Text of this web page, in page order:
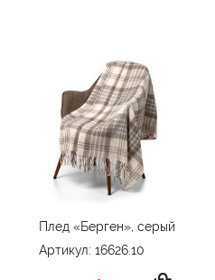
Плед «Берген», серый
Артикул: 16626.10